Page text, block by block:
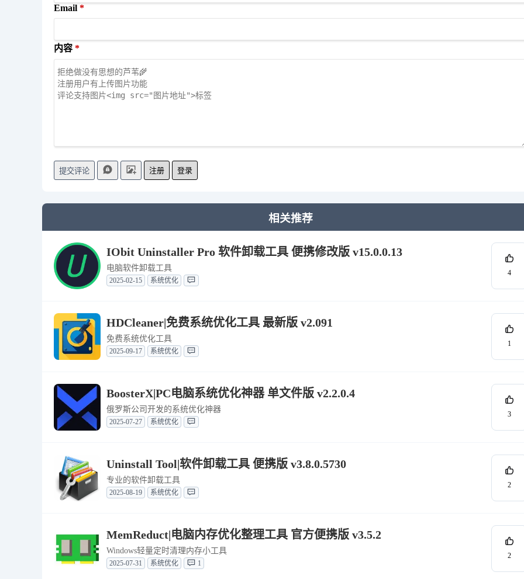
Email
内容
提交评论 注册 登录
相关推荐
IObit Uninstaller Pro 软件卸载工具 便携修改版 v15.0.0.13
电脑软件卸载工具
2025-02-15 系统优化
4
HDCleaner|免费系统优化工具 最新版 v2.091
免费系统优化工具
2025-09-17 系统优化
1
BoosterX|PC电脑系统优化神器 单文件版 v2.2.0.4
俄罗斯公司开发的系统优化神器
2025-07-27 系统优化
3
Uninstall Tool|软件卸载工具 便携版 v3.8.0.5730
专业的软件卸载工具
2025-08-19 系统优化
2
MemReduct|电脑内存优化整理工具 官方便携版 v3.5.2
Windows轻量定时清理内存小工具
2025-07-31 系统优化 1
2